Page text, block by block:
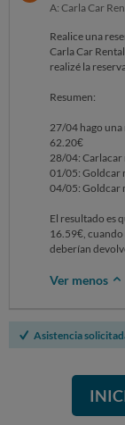
A: Carla Car
Realice una
Carla Car
realizé la
Resumen:
27/04 hago
62.20€
28/04: Carlacar
01/05: Goldcar
04/05: Goldcar
El resultado es
16.59€,
deberían
Ver menos
Asistencia